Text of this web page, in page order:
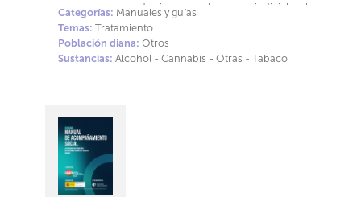
a personas con adicciones en el proceso judicial en la
comunidad de Catalunya
Categorías: Manuales y guías
Temas: Tratamiento
Población diana: Otros
Sustancias: Alcohol - Cannabis - Otras - Tabaco